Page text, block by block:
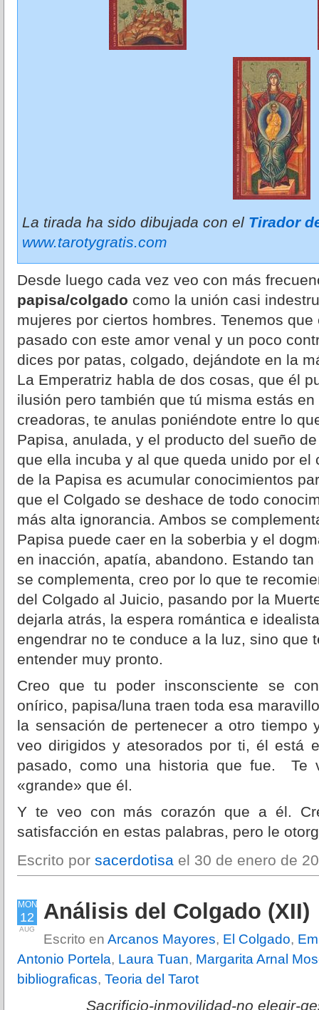
La tirada ha sido dibujada con el Tirador
www.tarotygratis.com
Desde luego cada vez veo con más
papisa/colgado como la unión casi
mujeres por ciertos hombres. Tenemos
pasado con este amor venal y un poco
dices por patas, colgado, dejándote en la
La Emperatriz habla de dos cosas, que él
ilusión pero también que tú misma estás
creadoras, te anulas poniéndote entre lo
Papisa, anulada, y el producto del sueño
que ella incuba y al que queda unido por el
de la Papisa es acumular conocimientos
que el Colgado se deshace de todo
más alta ignorancia. Ambos se
Papisa puede caer en la soberbia y el
en inacción, apatía, abandono. Estando
se complementa, creo por lo que te
del Colgado al Juicio, pasando por la
dejarla atrás, la espera romántica e
engendrar no te conduce a la luz, sino que
entender muy pronto.
Creo que tu poder insconsciente se
onírico, papisa/luna traen toda esa
la sensación de pertenecer a otro tiempo
veo dirigidos y atesorados por ti, él está
pasado, como una historia que fue. Te
«grande» que él.
Y te veo con más corazón que a él.
satisfacción en estas palabras, pero le
Escrito por sacerdotisa el 30 de enero de
MON
12
AUG
Análisis del Colgado (XII)
Escrito en Arcanos Mayores, El Colgado,
Antonio Portela, Laura Tuan, Margarita Arnal
bibliograficas, Teoria del Tarot
Sacrificio-inmovilidad-no elegir-